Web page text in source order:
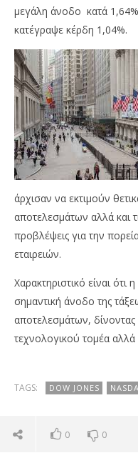
Με άνοδο έκλεισαν
λόγω θετικών
26/04/2018
Metoxes
Online
μεγάλη άνοδο κατά
κατέγραψε κέρδη 1,04%.
άρχισαν να εκτιμούν
αποτελεσμάτων αλλά και
προβλέψεις για την
εταιρειών.
Χαρακτηριστικό είναι
σημαντική άνοδο της
αποτελεσμάτων,
τεχνολογικού τομέα
TAGS: DOW JONES
0 0